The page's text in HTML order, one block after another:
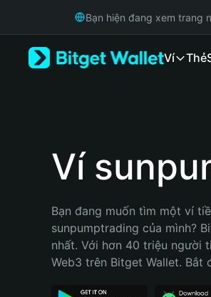
Русский
Bahasa Indonesia
Bạn hiện đang xem trang
Ví Thẻ
Ví
Bạn đang muốn tìm một ví
sunpumptrading của mình?
nhất. Với hơn 40 triệu người
Web3 trên Bitget Wallet. Bắt